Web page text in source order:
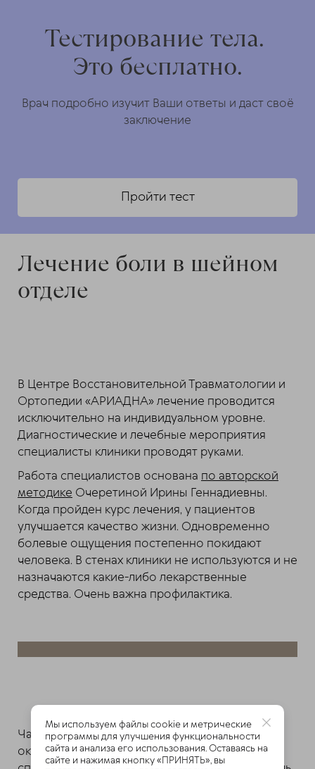
Тестирование тела.
Это бесплатно.
Врач подробно изучит Ваши ответы и даст своё
заключение
Пройти тест
Лечение боли в шейном
отделе
В Центре Восстановительной Травматологии и
Ортопедии «АРИАДНА» лечение проводится
исключительно на индивидуальном уровне.
Диагностические и лечебные мероприятия
специалисты клиники проводят руками.
Работа специалистов основана по авторской
методике Очеретиной Ирины Геннадиевны.
Когда пройден курс лечения, у пациентов
улучшается качество жизни. Одновременно
болевые ощущения постепенно покидают
человека. В стенах клиники не используются и не
назначаются какие-либо лекарственные
средства. Очень важна профилактика.
Чаще всего боли в шее возникают из-за
окружающих позвоночный столб
Мы используем файлы cookie и метрические
программы для улучшения функциональности
сайта и анализа его использования. Оставаясь на
сайте и нажимая кнопку «ПРИНЯТЬ», вы